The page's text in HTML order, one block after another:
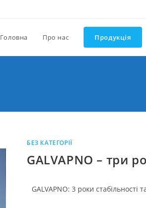
Головна Про нас Продукція
БЕЗ КАТЕГОРІЇ
GALVAPNO – три
GALVAPNO: 3 роки стабільності